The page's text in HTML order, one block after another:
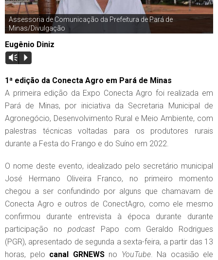
Assessoria de Comunicação da Prefeitura de Pará de
Minas/Divulgação
Eugênio Diniz
Vm P
1ª edição da Conecta Agro em Pará de Minas
A primeira edição da Expo Conecta Agro foi realizada em
Pará de Minas, por iniciativa da Secretaria Municipal de
Agronegócio, Desenvolvimento Rural e Meio Ambiente, com
palestras técnicas voltadas para os produtores rurais
durante a Festa do Frango e do Suíno em 2022.
O nome deste evento, idealizado pelo secretário municipal
José Hermano Oliveira Franco, no primeiro momento
chegou a ser confundindo por alguns que chamavam de
Conecta Agro e outros de ConectAgro, como ele mesmo
confirmou durante entrevista à época durante durante
participação nopodcast Papo com Geraldo Rodrigues
(PGR), apresentado de segunda a sexta-feira, a partir das 13
horas, pelo canal GRNEWSno YouTube. Na ocasião ele